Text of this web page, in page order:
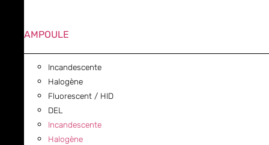
AMPOULE
Incandescente
Halogène
Fluorescent / HID
DEL
Incandescente
Halogène